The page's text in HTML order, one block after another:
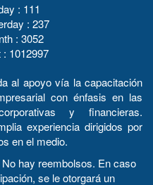
: 111
: 237
: 3052
: 1012997
al apoyo vía la capacitación
con énfasis en las
y financieras.
experiencia dirigidos por
en el medio.
hay reembolsos. En caso
se le otorgará un